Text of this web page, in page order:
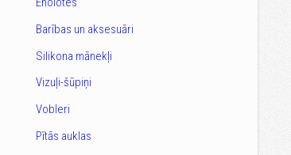
Barības un aksesuāri
Silikona mānekļi
Vizuļi-šūpiņi
Vobleri
Pītās auklas